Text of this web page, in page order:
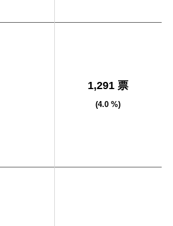
1,291 票
(4.0 %)